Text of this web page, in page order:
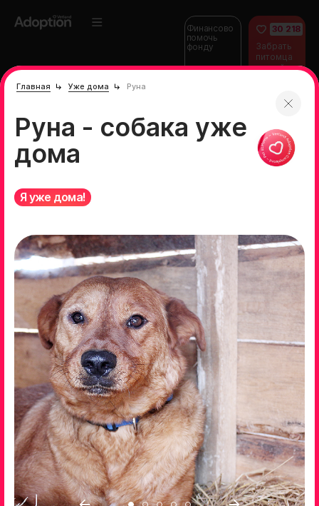
Финансово
помочь
фонду
30 218
Забрать
питомца
домой
Главная Уже дома Руна
Руна - собака уже
дома
Я уже дома!